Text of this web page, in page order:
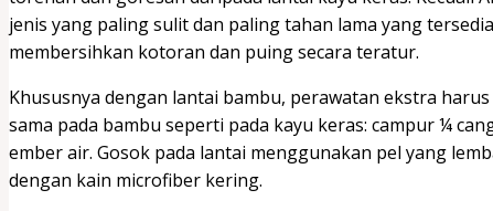
jenis yang paling sulit dan paling tahan lama yang
membersihkan kotoran dan puing secara teratur.
Khususnya dengan lantai bambu, perawatan ekstra
sama pada bambu seperti pada kayu keras: campur ¼
ember air. Gosok pada lantai menggunakan pel yang
dengan kain microfiber kering.